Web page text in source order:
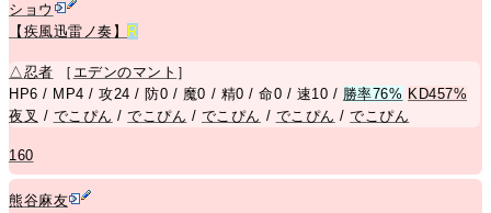
ショウ
【疾風迅雷ノ奏】
R
△ 忍者 ［ エデンのマント ］
HP6 / MP4 / 攻24 / 防0 / 魔0 / 精0 / 命0 / 速10 / 勝率76% KD457%
夜叉 / でこぴん /でこぴん / でこぴん / でこぴん /でこぴん
160
熊谷麻友